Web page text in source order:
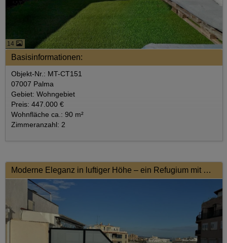
14
Basisinformationen:
Objekt-Nr.: MT-CT151
07007 Palma
Gebiet: Wohngebiet
Preis: 447.000 €
Wohnfläche ca.: 90 m²
Zimmeranzahl: 2
Moderne Eleganz in luftiger Höhe – ein Refugium mit Charakter